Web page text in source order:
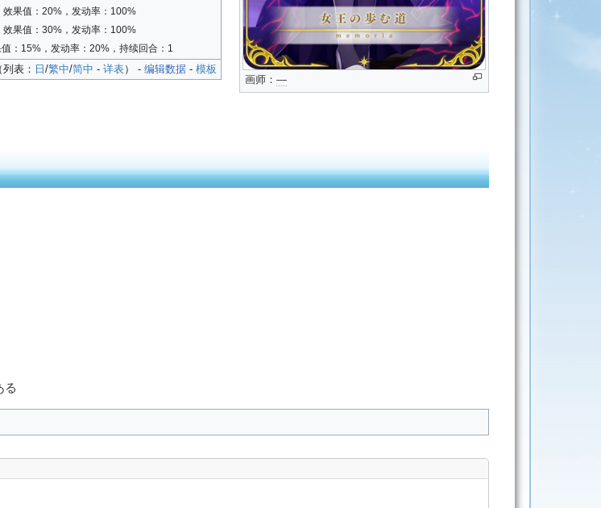
画师： ―
效果值：20%，发动率：100%
效果值：30%，发动率：100%
值：15%，发动率：20%，持续回合：1
列表： 日/繁中/简中 -详表） -编辑数据 -模板
る